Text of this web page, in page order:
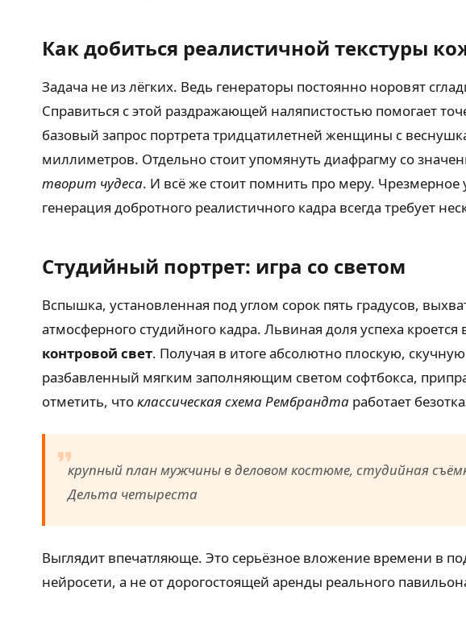
Как добиться реалистичной текстуры
Задача не из лёгких. Ведь генераторы постоянно норовят
Справиться с этой раздражающей наляпистостью помогает
базовый запрос портрета тридцатилетней женщины с
миллиметров. Отдельно стоит упомянуть диафрагму со
творит чудеса. И всё же стоит помнить про меру.
генерация добротного реалистичного кадра всегда требует
Студийный портрет: игра со светом
Вспышка, установленная под углом сорок пять градусов,
атмосферного студийного кадра. Львиная доля успеха
контровой свет. Получая в итоге абсолютно плоскую,
разбавленный мягким заполняющим светом софтбокса,
отметить, чтоклассическая схема Рембрандта работает
крупный план мужчины в деловом костюме, студийная
Дельта четыреста
Выглядит впечатляюще. Это серьёзное вложение времени в
нейросети, а не от дорогостоящей аренды реального